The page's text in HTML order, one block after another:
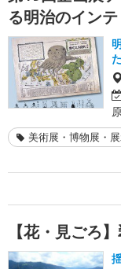
る明治のインテ
美術展・博物展・
【花・見ごろ